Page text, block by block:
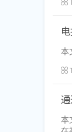
本
本